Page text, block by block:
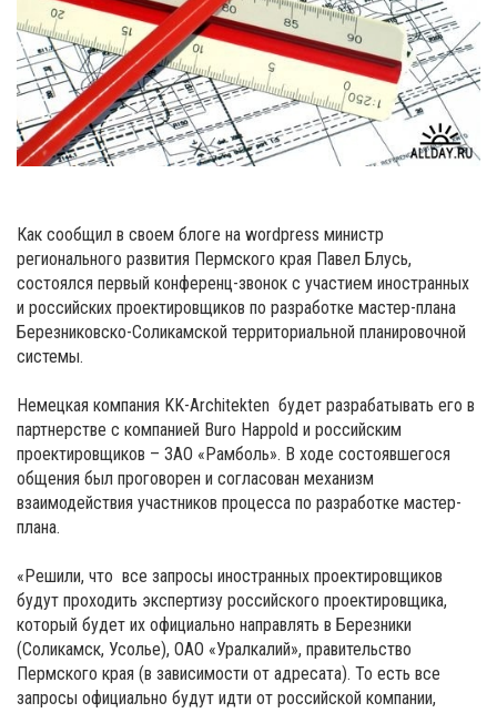
Как сообщил в своем блоге на wordpress министр
регионального развития Пермского края Павел Блусь,
состоялся первый конференц-звонок с участием иностранных
и российских проектировщиков по разработке мастер-плана
Березниковско-Соликамской территориальной планировочной
системы.
Немецкая компания KK-Architekten будет разрабатывать его в
партнерстве с компанией Buro Happold и российским
проектировщиков – ЗАО «Рамболь». В ходе состоявшегося
общения был проговорен и согласован механизм
взаимодействия участников процесса по разработке мастер-
плана.
«Решили, что все запросы иностранных проектировщиков
будут проходить экспертизу российского проектировщика,
который будет их официально направлять в Березники
(Соликамск, Усолье), ОАО «Уралкалий», правительство
Пермского края (в зависимости от адресата). То есть все
запросы официально будут идти от российской компании,